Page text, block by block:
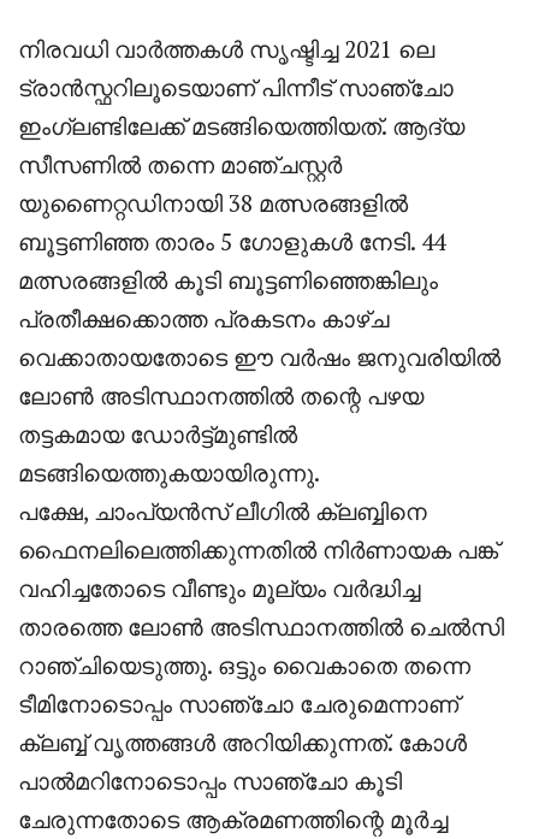
നിരവധി വാർത്തകൾ സൃഷ്ടിച്ച 2021 ലെ
ട്രാൻസ്ഫറിലൂടെയാണ് പിന്നീട് സാഞ്ചോ
ഇംഗ്ലണ്ടിലേക്ക് മടങ്ങിയെത്തിയത്. ആദ്യ
സീസണിൽ തന്നെ മാഞ്ചസ്റ്റർ
യുണൈറ്റഡിനായി 38 മത്സരങ്ങളിൽ
ബൂട്ടണിഞ്ഞ താരം 5 ഗോളുകൾ നേടി. 44
മത്സരങ്ങളിൽ കൂടി ബൂട്ടണിഞ്ഞെങ്കിലും
പ്രതീക്ഷക്കൊത്ത പ്രകടനം കാഴ്ച
വെക്കാതായതോടെ ഈ വർഷം ജനുവരിയിൽ
ലോൺ അടിസ്ഥാനത്തിൽ തന്റെ പഴയ
തട്ടകമായ ഡോർട്ട്മുണ്ടിൽ
മടങ്ങിയെത്തുകയായിരുന്നു.
പക്ഷേ, ചാംപ്യൻസ് ലീഗിൽ ക്ലബ്ബിനെ
ഫൈനലിലെത്തിക്കുന്നതിൽ നിർണായക പങ്ക്
വഹിച്ചതോടെ വീണ്ടും മൂല്യം വർദ്ധിച്ച
താരത്തെ ലോൺ അടിസ്ഥാനത്തിൽ ചെൽസി
റാഞ്ചിയെടുത്തു. ഒട്ടും വൈകാതെ തന്നെ
ടീമിനോടൊപ്പം സാഞ്ചോ ചേരുമെന്നാണ്
ക്ലബ്ബ് വൃത്തങ്ങൾ അറിയിക്കുന്നത്. കോൾ
പാൽമറിനോടൊപ്പം സാഞ്ചോ കൂടി
ചേരുന്നതോടെ ആക്രമണത്തിന്റെ മൂർച്ച